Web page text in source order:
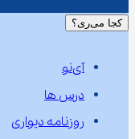
کجا می‌ری؟
آی‌نو
درس ها
روزنامه دیواری